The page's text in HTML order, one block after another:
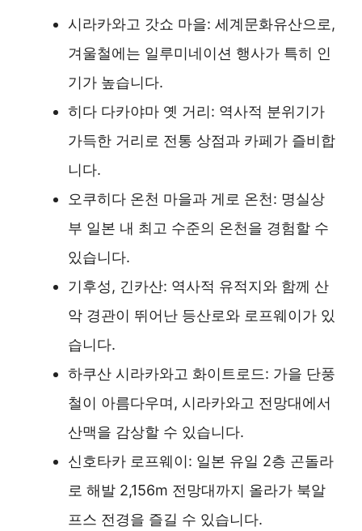
시라카와고 갓쇼 마을: 세계문화유산으로,
겨울철에는 일루미네이션 행사가 특히 인
기가 높습니다.
히다 다카야마 옛 거리: 역사적 분위기가
가득한 거리로 전통 상점과 카페가 즐비합
니다.
오쿠히다 온천 마을과 게로 온천: 명실상
부 일본 내 최고 수준의 온천을 경험할 수
있습니다.
기후성, 긴카산: 역사적 유적지와 함께 산
악 경관이 뛰어난 등산로와 로프웨이가 있
습니다.
하쿠산 시라카와고 화이트로드: 가을 단풍
철이 아름다우며, 시라카와고 전망대에서
산맥을 감상할 수 있습니다.
신호타카 로프웨이: 일본 유일 2층 곤돌라
로 해발 2,156m 전망대까지 올라가 북알
프스 전경을 즐길 수 있습니다.